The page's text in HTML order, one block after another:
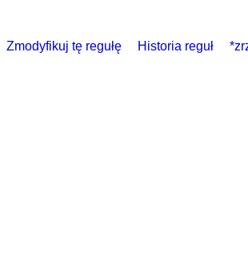
Zmodyfikuj tę regułę Historia reguł